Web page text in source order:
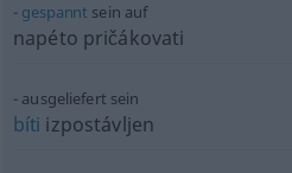
gespannt sein auf
napéto pričákovati
ausgeliefert sein
bíti izpostávljen